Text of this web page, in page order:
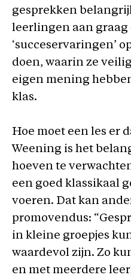
gesprekken
leerlingen aan graag
‘succeservaringen’
doen, waarin ze
eigen mening
klas.
Hoe moet een les er
Weening is het
hoeven te
een goed klassikaal
voeren. Dat kan
promovendus:
in kleine groepjes
waardevol zijn. Zo
en met meerdere